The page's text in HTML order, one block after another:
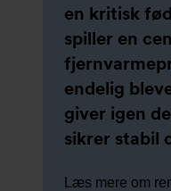
en kritisk
spiller en
endelig
giver igen
sikrer stabil
Læs mere om
valget på
den
bidraget
lang række
for
havvand.
Læs mere her